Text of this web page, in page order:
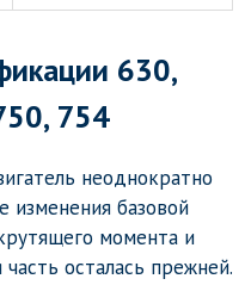
630,
754
неоднократно
изменения базовой
момента и
осталась прежней.